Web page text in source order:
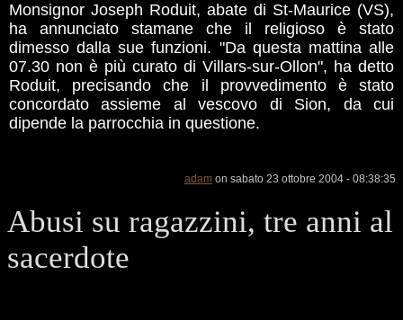
Monsignor Joseph Roduit, abate di St-Maurice (VS),
ha annunciato stamane che il religioso è stato
dimesso dalla sue funzioni. "Da questa mattina alle
07.30 non è più curato di Villars-sur-Ollon", ha detto
Roduit, precisando che il provvedimento è stato
concordato assieme al vescovo di Sion, da cui
dipende la parrocchia in questione.
adam on sabato 23 ottobre 2004 - 08:38:35
Abusi su ragazzini, tre anni al
sacerdote